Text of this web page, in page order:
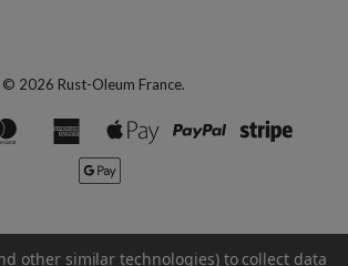
© 2026 Rust-Oleum France.
other similar technologies) to collect data